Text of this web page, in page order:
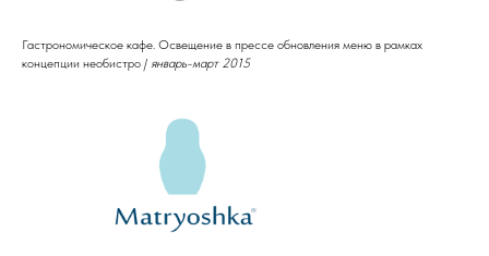
Гастрономическое кафе. Освещение в прессе обновления меню в рамках
концепции необистро / январь-март 2015